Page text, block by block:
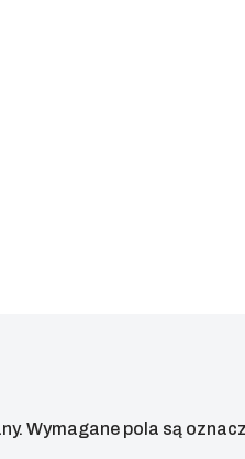
Wymagane pola są